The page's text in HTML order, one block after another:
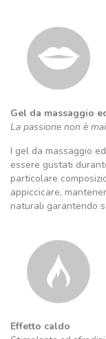
Gel da massaggio
La passione non è
I gel da massaggio
essere gustati
particolare
appiccicare,
naturali garantendo
Effetto caldo